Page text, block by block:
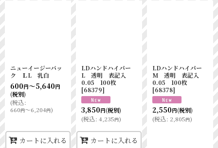
ニューイージーバッ
ク ＬL 乳白
600円～5,640円
(税別)
(税込:
660円～6,204円)
カートに入れる
LDハンドハイパー
L 透明 表記入
0.05 100枚
[68379]
3,850円(税別)
(税込: 4,235円)
カートに入れる
LDハンドハイパー
M 透明 表記入
0.05 100枚
[68378]
2,550円(税別)
(税込: 2,805円)